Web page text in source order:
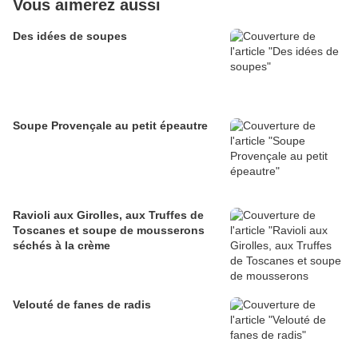
Vous aimerez aussi
Des idées de soupes
Soupe Provençale au petit épeautre
Ravioli aux Girolles, aux Truffes de
Toscanes et soupe de mousserons
séchés à la crème
Velouté de fanes de radis